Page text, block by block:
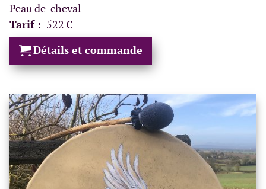
Peau de cheval
Tarif : 522 €
Détails et commande